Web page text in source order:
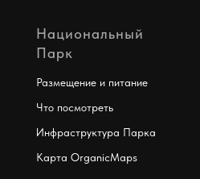
Национальный
Парк
Размещение и питание
Что посмотреть
Инфраструктура Парка
Карта OrganicMaps